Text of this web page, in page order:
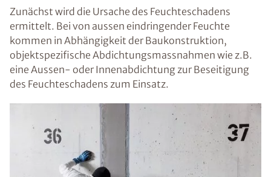
Zunächst wird die Ursache des Feuchteschadens
ermittelt. Bei von aussen eindringender Feuchte
kommen in Abhängigkeit der Baukonstruktion,
objektspezifische Abdichtungsmassnahmen wie z.B.
eine Aussen- oder Innenabdichtung zur Beseitigung
des Feuchteschadens zum Einsatz.